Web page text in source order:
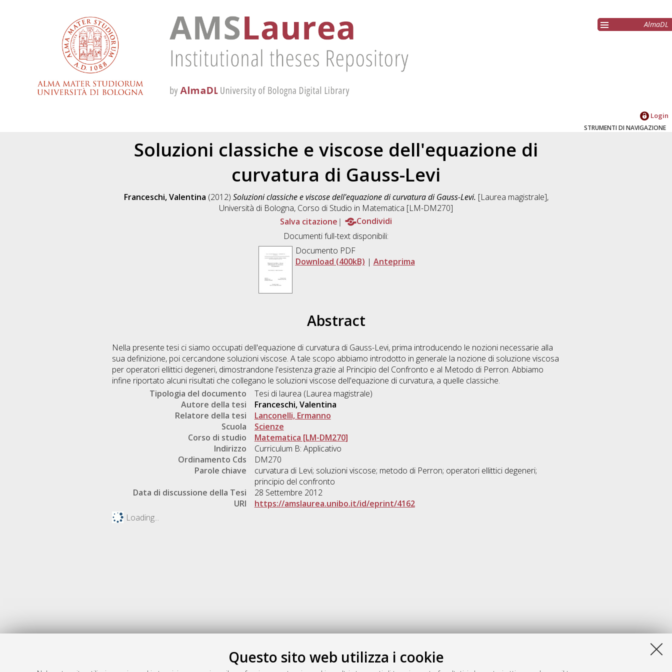
Questo sito web utilizza i cookie
AlmaDL
Login
STRUMENTI DI NAVIGAZIONE
Soluzioni classiche e viscose dell'equazione di
curvatura di Gauss-Levi
Franceschi, Valentina (2012) Soluzioni classiche e viscose dell'equazione di curvatura di Gauss-Levi. [Laurea magistrale],
Università di Bologna, Corso di Studio in Matematica [LM-DM270]
Salva citazione
Condividi
Documenti full-text disponibili:
Documento PDF
Download (400kB) | Anteprima
Abstract
Nella presente tesi ci siamo occupati dell'equazione di curvatura di Gauss-Levi, prima introducendo le nozioni necessarie alla
sua definizione, poi cercandone soluzioni viscose. A tale scopo abbiamo introdotto in generale la nozione di soluzione viscosa
per operatori ellittici degeneri, dimostrandone l'esistenza grazie al Principio del Confronto e al Metodo di Perron. Abbiamo
infine riportato alcuni risultati che collegano le soluzioni viscose dell'equazione di curvatura, a quelle classiche.
Tipologia del documento
Tesi di laurea (Laurea magistrale)
Autore della tesi
Franceschi, Valentina
Relatore della tesi
Lanconelli, Ermanno
Scuola
Scienze
Corso di studio
Matematica [LM-DM270]
Indirizzo
Curriculum B: Applicativo
Ordinamento Cds
DM270
Parole chiave
curvatura di Levi; soluzioni viscose; metodo di Perron; operatori ellittici degeneri;
principio del confronto
Data di discussione della Tesi
28 Settembre 2012
URI
https://amslaurea.unibo.it/id/eprint/4162
Loading...
Gestione del documento: